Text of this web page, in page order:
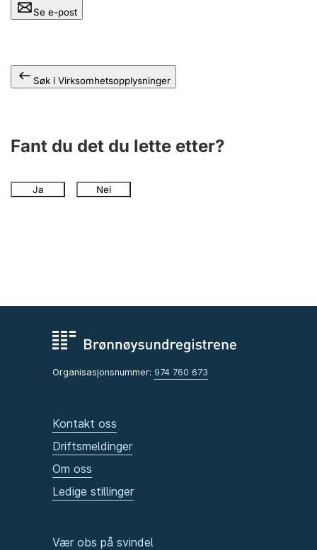
Se e-post
Søk i Virksomhetsopplysninger
Fant du det du lette etter?
Ja Nei
Organisasjonsnummer: 974 760 673
Kontakt oss
Driftsmeldinger
Om oss
Ledige stillinger
Vær obs på svindel